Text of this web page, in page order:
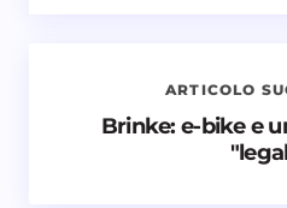
ARTICOLO
Brinke: e-bike e